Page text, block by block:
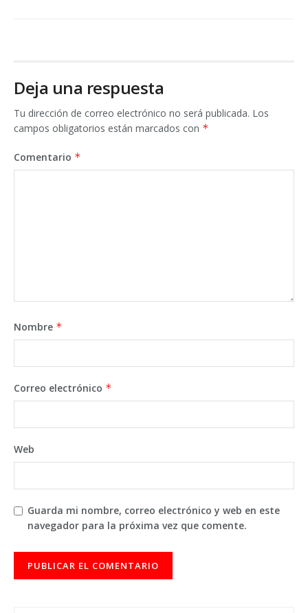
Deja una respuesta
Tu dirección de correo electrónico no será publicada. Los
campos obligatorios están marcados con *
Comentario *
Nombre *
Correo electrónico *
Web
Guarda mi nombre, correo electrónico y web en este
navegador para la próxima vez que comente.